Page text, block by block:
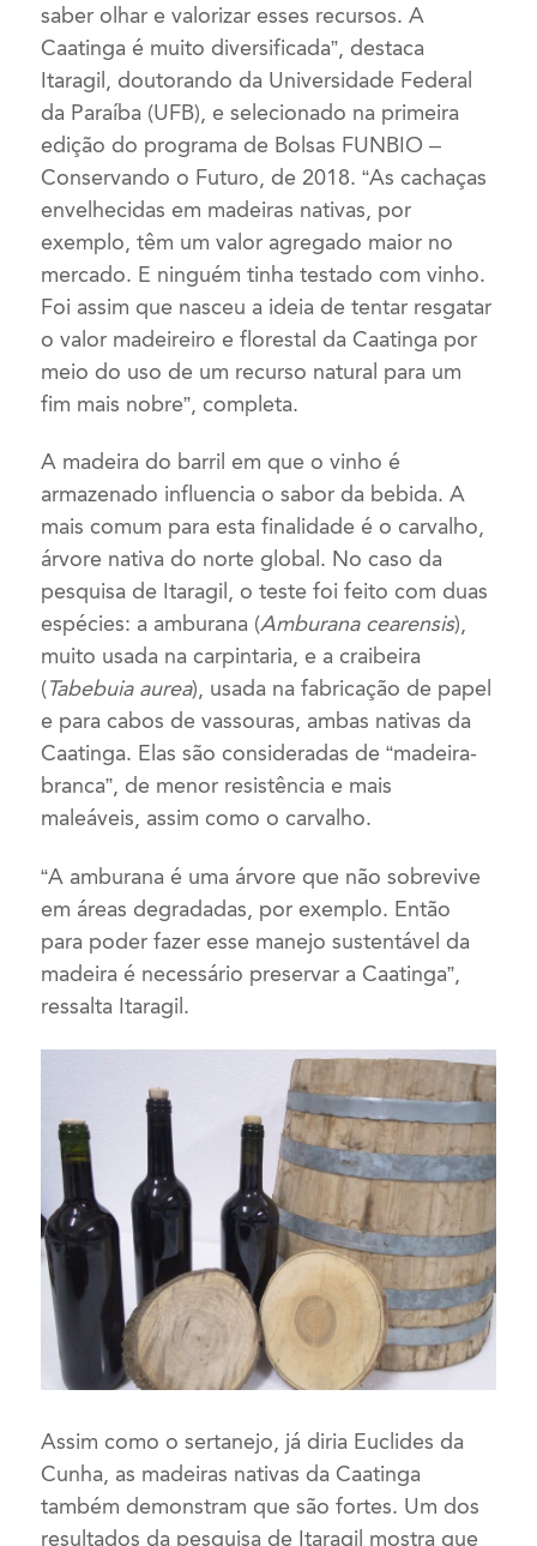
saber olhar e valorizar esses recursos. A
Caatinga é muito diversificada”, destaca
Itaragil, doutorando da Universidade Federal
da Paraíba (UFB), e selecionado na primeira
edição do programa de Bolsas FUNBIO –
Conservando o Futuro, de 2018. “As cachaças
envelhecidas em madeiras nativas, por
exemplo, têm um valor agregado maior no
mercado. E ninguém tinha testado com vinho.
Foi assim que nasceu a ideia de tentar resgatar
o valor madeireiro e florestal da Caatinga por
meio do uso de um recurso natural para um
fim mais nobre”, completa.
A madeira do barril em que o vinho é
armazenado influencia o sabor da bebida. A
mais comum para esta finalidade é o carvalho,
árvore nativa do norte global. No caso da
pesquisa de Itaragil, o teste foi feito com duas
espécies: a amburana (Amburana cearensis),
muito usada na carpintaria, e a craibeira
(Tabebuia aurea), usada na fabricação de papel
e para cabos de vassouras, ambas nativas da
Caatinga. Elas são consideradas de “madeira-
branca”, de menor resistência e mais
maleáveis, assim como o carvalho.
“A amburana é uma árvore que não sobrevive
em áreas degradadas, por exemplo. Então
para poder fazer esse manejo sustentável da
madeira é necessário preservar a Caatinga”,
ressalta Itaragil.
Assim como o sertanejo, já diria Euclides da
Cunha, as madeiras nativas da Caatinga
também demonstram que são fortes. Um dos
resultados da pesquisa de Itaragil mostra que